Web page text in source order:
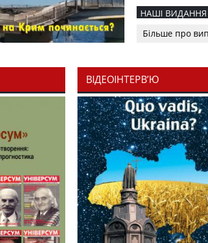
НАШІ ВИДАННЯ
Романчука
Editorial
української
Більше про
ВІДЕОІНТЕРВ’Ю